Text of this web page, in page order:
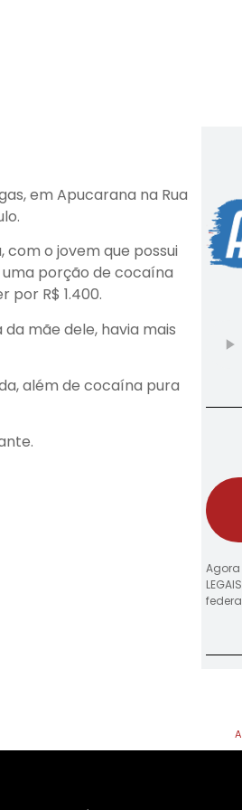
em Apucarana na Rua
o jovem que possui
porção de cocaína
R$ 1.400.
mãe dele, havia mais
além de cocaína pura
Agora